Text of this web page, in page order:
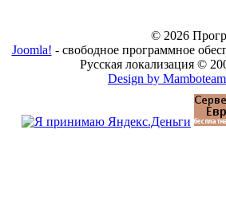
© 2026
Joomla! - свободное программное
Русская локализация ©
Design by